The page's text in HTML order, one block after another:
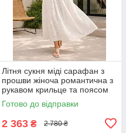
Літня сукня міді сарафан з
прошви жіноча романтична з
рукавом крильце та поясом
42-48 розміри біла
Готово до відправки
2 363 ₴ 2 780 ₴